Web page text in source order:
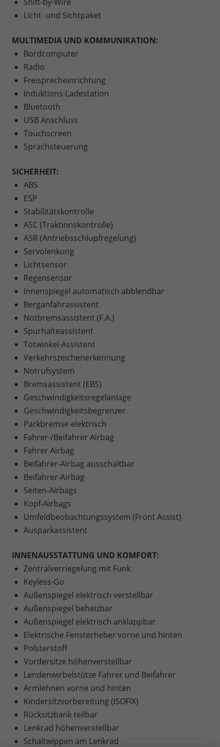
Licht- und Sichtpaket
MULTIMEDIA UND KOMMUNIKATION:
Bordcomputer
Radio
Freisprecheinrichtung
Induktions-Ladestation
Bluetooth
USB Anschluss
Touchscreen
Sprachsteuerung
SICHERHEIT:
ABS
ESP
Stabilitätskontrolle
ASC (Traktionskontrolle)
ASR (Antriebsschlupfregelung)
Servolenkung
Lichtsensor
Regensensor
Innenspiegel automatisch abblendbar
Berganfahrassistent
Notbremsassistent (F.A.)
Spurhalteassistent
Totwinkel-Assistent
Verkehrszeichenerkennung
Notrufsystem
Bremsassistent (EBS)
Geschwindigkeitsregelanlage
Geschwindigkeitsbegrenzer
Parkbremse elektrisch
Fahrer-/Beifahrer Airbag
Fahrer Airbag
Beifahrer-Airbag ausschaltbar
Beifahrer-Airbag
Seiten-Airbags
Kopf-Airbags
Umfeldbeobachtungssystem (Front Assist)
Ausparkassistent
INNENAUSSTATTUNG UND KOMFORT:
Zentralverriegelung mit Funk
Keyless-Go
Außenspiegel elektrisch verstellbar
Außenspiegel beheizbar
Außenspiegel elektrisch anklappbar
Elektrische Fensterheber vorne und hinten
Polsterstoff
Vordersitze höhenverstellbar
Lendenwirbelstütze Fahrer und Beifahrer
Armlehnen vorne und hinten
Kindersitzvorbereitung (ISOFIX)
Rücksitzbank teilbar
Lenkrad höhenverstellbar
Schaltwippen am Lenkrad